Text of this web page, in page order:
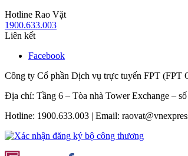
Hotline Rao Vặt
1900.633.003
Liên kết
Facebook
Công ty Cổ phần Dịch vụ trực tuyến FPT (FPT
Địa chỉ: Tầng 6 – Tòa nhà Tower Exchange –
Hotline: 1900.633.003 | Email: